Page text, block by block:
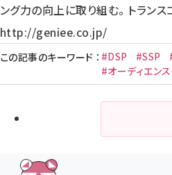
ング力の向上に取り組む。 トランス
http://geniee.co.jp/
この記事のキーワード ： #DSP #SSP
#オーディエン